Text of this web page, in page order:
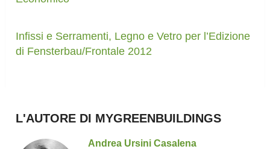
Infissi e Serramenti, Legno e Vetro per l’Edizione
di Fensterbau/Frontale 2012
L'AUTORE DI MYGREENBUILDINGS
Andrea Ursini Casalena